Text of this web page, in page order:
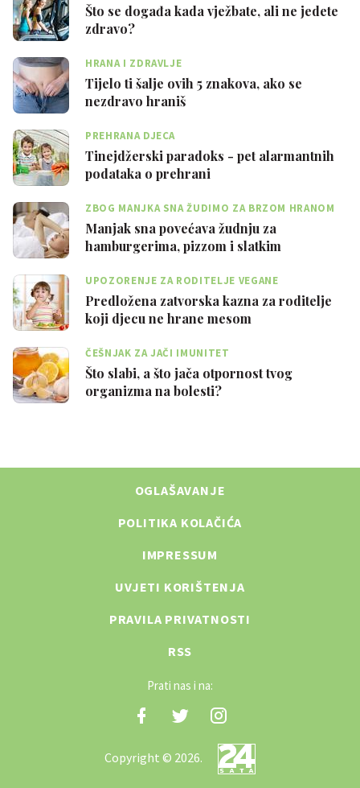
Što se događa kada vježbate, ali ne jedete
zdravo?
HRANA I ZDRAVLJE
Tijelo ti šalje ovih 5 znakova, ako se
nezdravo hraniš
PREHRANA DJECA
Tinejdžerski paradoks - pet alarmantnih
podataka o prehrani
ZBOG MANJKA SNA ŽUDIMO ZA BRZOM HRANOM
Manjak sna povećava žudnju za
hamburgerima, pizzom i slatkim
UPOZORENJE ZA RODITELJE VEGANE
Predložena zatvorska kazna za roditelje
koji djecu ne hrane mesom
ČEŠNJAK ZA JAČI IMUNITET
Što slabi, a što jača otpornost tvog
organizma na bolesti?
OGLAŠAVANJE
POLITIKA KOLAČIĆA
IMPRESSUM
UVJETI KORIŠTENJA
PRAVILA PRIVATNOSTI
RSS
Prati nas i na:
Copyright © 2026.